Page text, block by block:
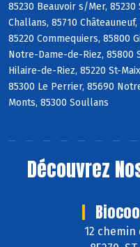
85230 Beauvoir s/Mer, 85230
Challans, 85710
85220 Commequiers, 85800
Notre-Dame-de-Riez, 85800
Hilaire-de-Riez, 85220 St-
85300 Le Perrier, 85690
Monts, 85300 Soullans
Découvrez
12